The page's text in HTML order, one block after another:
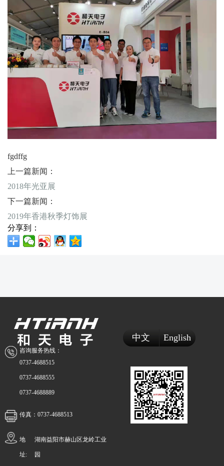
fgdffg
上一篇新闻：
2018年光亚展
下一篇新闻：
2019年香港秋季灯饰展
分享到：
中文 English
咨询服务热线：
0737-4688515
0737-4688555
0737-4688889
传真：0737-4688513
地
址:
湖南益阳市赫山区龙岭工业
园